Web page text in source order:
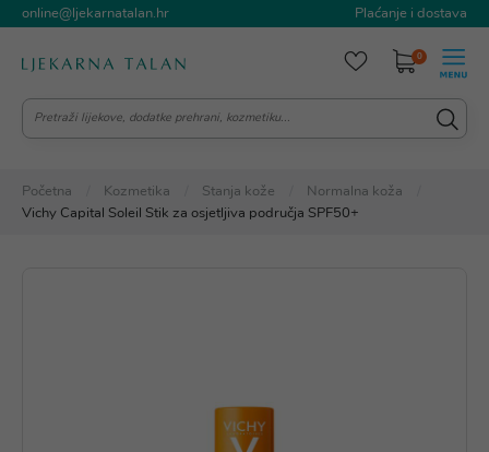
online@ljekarnatalan.hr Plaćanje i dostava
0
Početna Kozmetika Stanja kože
Normalna koža
Vichy Capital Soleil Stik za osjetljiva područja SPF50+